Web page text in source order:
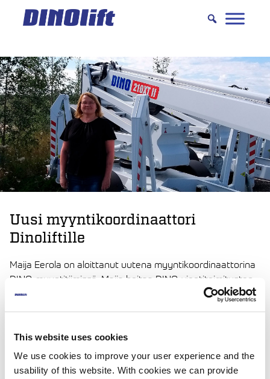
This website uses cookies
We use cookies to improve your user experience and the
usability of this website. With cookies we can provide
Hyppää
sisältöön
Uusi myyntikoordinaattori
Dinoliftille
Maija Eerola on aloittanut uutena myyntikoordinaattorina
DINO-myyntitiimissä. Maija hoitaa DINO-vientitoimitusten
order-to-delivery -prosessia sekä toimii myynnin tukena
Lämpimästi tervetuloa DINO-tiimiin, Maija. Toivotamme
sinulle menestystä uusissa tehtävissäsi!